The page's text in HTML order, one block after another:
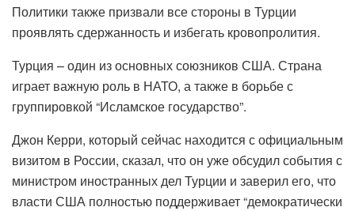
Политики также призвали все стороны в Турции
проявлять сдержанность и избегать кровопролития.
Турция – один из основных союзников США. Страна
играет важную роль в НАТО, а также в борьбе с
группировкой “Исламское государство”.
Джон Керри, который сейчас находится с официальным
визитом в России, сказал, что он уже обсудил события с
министром иностранных дел Турции и заверил его, что
власти США полностью поддерживает “демократически